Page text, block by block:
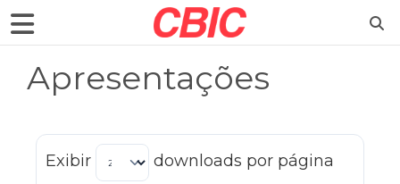
Apresentações
Exibir downloads por página